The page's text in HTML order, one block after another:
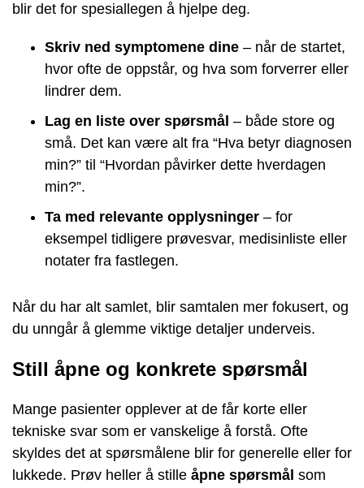
blir det for spesiallegen å hjelpe deg.
Skriv ned symptomene dine – når de startet,
hvor ofte de oppstår, og hva som forverrer eller
lindrer dem.
Lag en liste over spørsmål – både store og
små. Det kan være alt fra “Hva betyr diagnosen
min?” til “Hvordan påvirker dette hverdagen
min?”.
Ta med relevante opplysninger – for
eksempel tidligere prøvesvar, medisinliste eller
notater fra fastlegen.
Når du har alt samlet, blir samtalen mer fokusert, og
du unngår å glemme viktige detaljer underveis.
Still åpne og konkrete spørsmål
Mange pasienter opplever at de får korte eller
tekniske svar som er vanskelige å forstå. Ofte
skyldes det at spørsmålene blir for generelle eller for
lukkede. Prøv heller å stille åpne spørsmål som